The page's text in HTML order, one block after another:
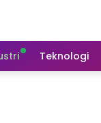
Teknologi